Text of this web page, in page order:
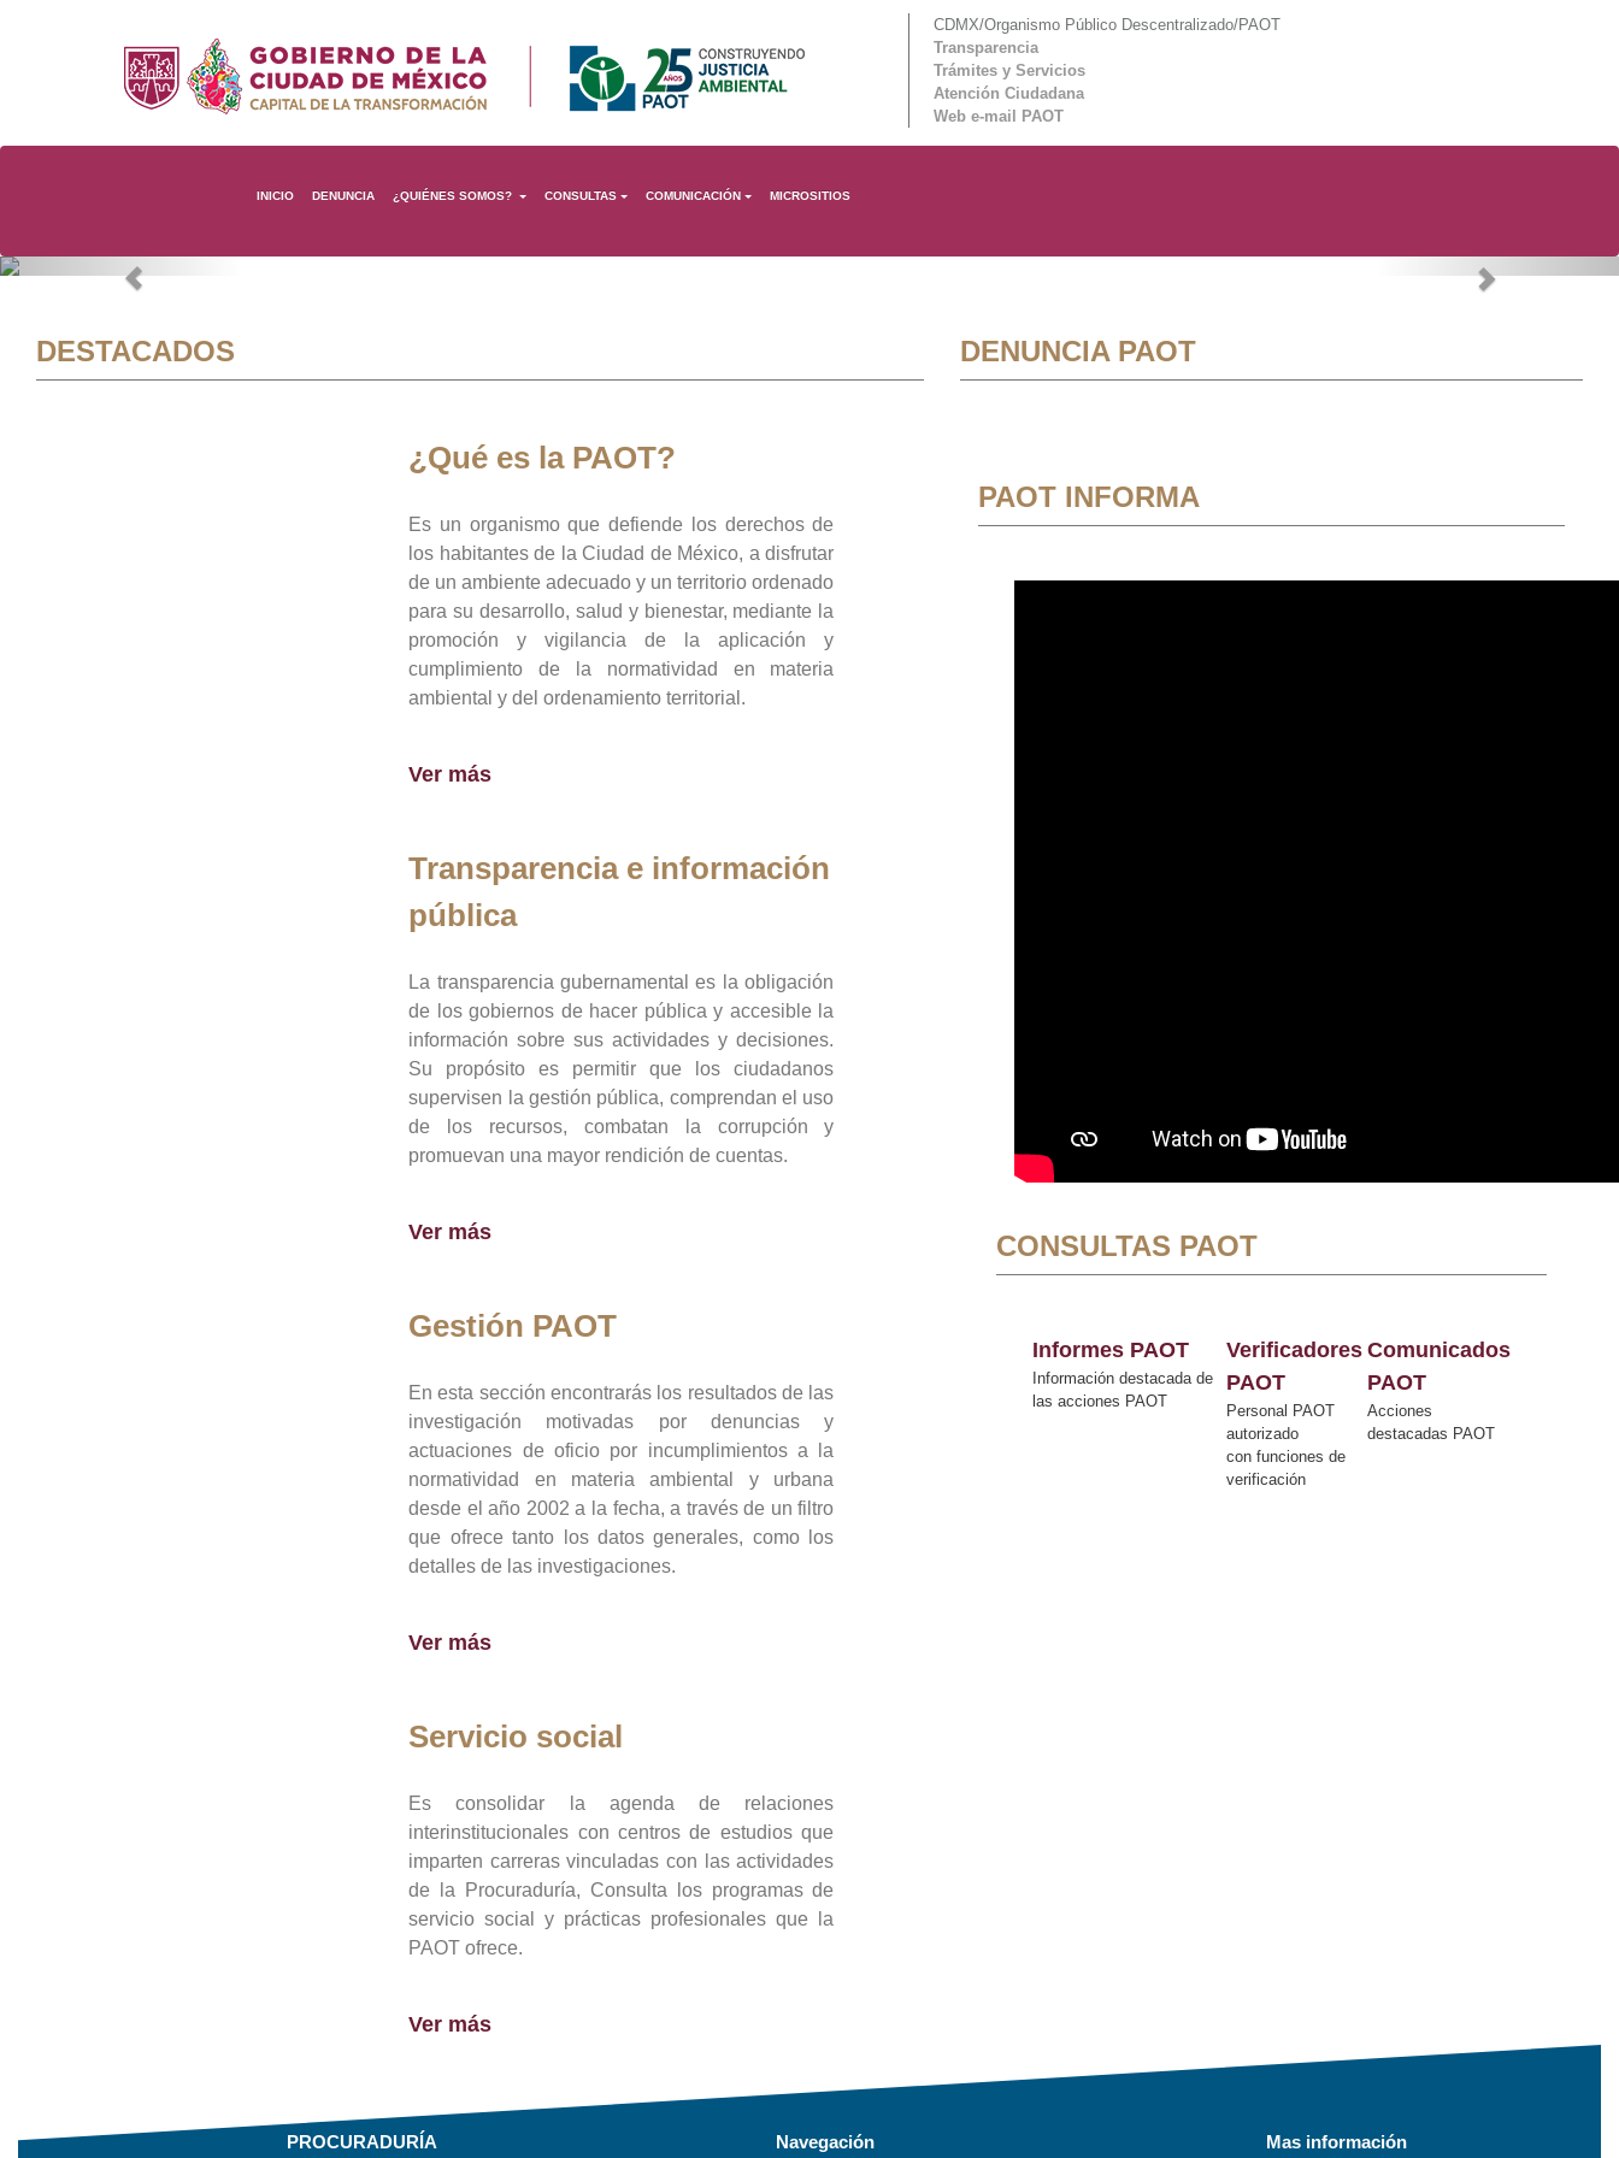
CDMX/Organismo Público Descentralizado/PAOT
Transparencia
Trámites y Servicios
Atención Ciudadana
Web e-mail PAOT
INICIO DENUNCIA ¿QUIÉNES SOMOS? CONSULTAS COMUNICACIÓN MICROSITIOS
Previous Next
DESTACADOS
¿Qué es la PAOT?
Es un organismo que defiende los derechos de
los habitantes de la Ciudad de México, a disfrutar
de un ambiente adecuado y un territorio ordenado
para su desarrollo, salud y bienestar, mediante la
promoción y vigilancia de la aplicación y
cumplimiento de la normatividad en materia
ambiental y del ordenamiento territorial.
Ver más
Transparencia e información
pública
La transparencia gubernamental es la obligación
de los gobiernos de hacer pública y accesible la
información sobre sus actividades y decisiones.
Su propósito es permitir que los ciudadanos
supervisen la gestión pública, comprendan el uso
de los recursos, combatan la corrupción y
promuevan una mayor rendición de cuentas.
Ver más
Gestión PAOT
En esta sección encontrarás los resultados de las
investigación motivadas por denuncias y
actuaciones de oficio por incumplimientos a la
normatividad en materia ambiental y urbana
desde el año 2002 a la fecha, a través de un filtro
que ofrece tanto los datos generales, como los
detalles de las investigaciones.
Ver más
Servicio social
Es consolidar la agenda de relaciones
interinstitucionales con centros de estudios que
imparten carreras vinculadas con las actividades
de la Procuraduría, Consulta los programas de
servicio social y prácticas profesionales que la
PAOT ofrece.
Ver más
DENUNCIA PAOT
PAOT INFORMA
CONSULTAS PAOT
Informes PAOT
Información destacada de
las acciones PAOT
Verificadores
PAOT
Personal PAOT
autorizado
con funciones de
verificación
Comunicados
PAOT
Acciones
destacadas PAOT
PROCURADURÍA Navegación Mas información